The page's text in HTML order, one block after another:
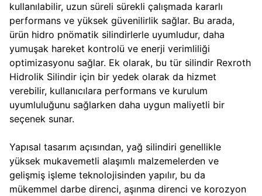
kullanılabilir, uzun süreli sürekli çalışmada kararlı
performans ve yüksek güvenilirlik sağlar. Bu arada,
ürün hidro pnömatik silindirlerle uyumludur, daha
yumuşak hareket kontrolü ve enerji verimliliği
optimizasyonu sağlar. Ek olarak, bu tür silindir Rexroth
Hidrolik Silindir için bir yedek olarak da hizmet
verebilir, kullanıcılara performans ve kurulum
uyumluluğunu sağlarken daha uygun maliyetli bir
seçenek sunar.
Yapısal tasarım açısından, yağ silindiri genellikle
yüksek mukavemetli alaşımlı malzemelerden ve
gelişmiş işleme teknolojisinden yapılır, bu da
mükemmel darbe direnci, aşınma direnci ve korozyon